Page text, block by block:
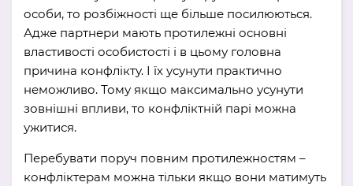
особи, то розбіжності ще більше посилюються.
Адже партнери мають протилежні основні
властивості особистості і в цьому головна
причина конфлікту. І їх усунути практично
неможливо. Тому якщо максимально усунути
зовнішні впливи, то конфліктній парі можна
ужитися.
Перебувати поруч повним протилежностям –
конфліктерам можна тільки якщо вони матимуть